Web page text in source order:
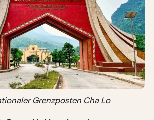
Grenzposten Cha Lo